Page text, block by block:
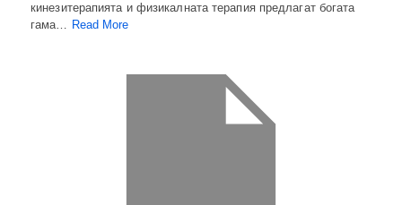
кинезитерапията и физикалната терапия предлагат богата
гама… Read More